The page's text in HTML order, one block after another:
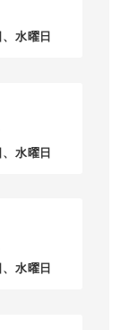
水曜日
水曜日
水曜日